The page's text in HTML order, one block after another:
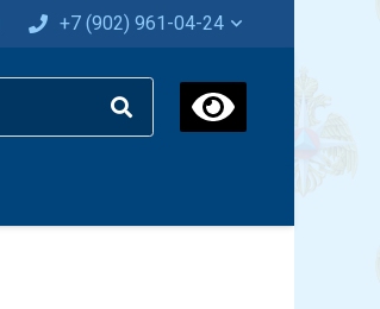
+7 (902) 961-04-24